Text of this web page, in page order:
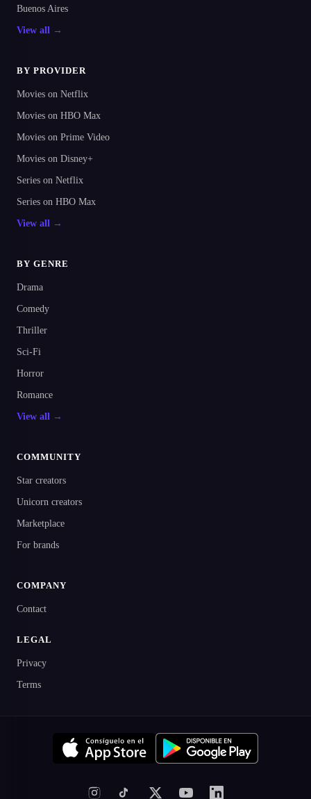
Buenos Aires
View all →
BY PROVIDER
Movies on Netflix
Movies on HBO Max
Movies on Prime Video
Movies on Disney+
Series on Netflix
Series on HBO Max
View all →
BY GENRE
Drama
Comedy
Thriller
Sci-Fi
Horror
Romance
View all →
COMMUNITY
Star creators
Unicorn creators
Marketplace
For brands
COMPANY
Contact
LEGAL
Privacy
Terms